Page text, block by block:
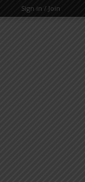
Sign in / Join